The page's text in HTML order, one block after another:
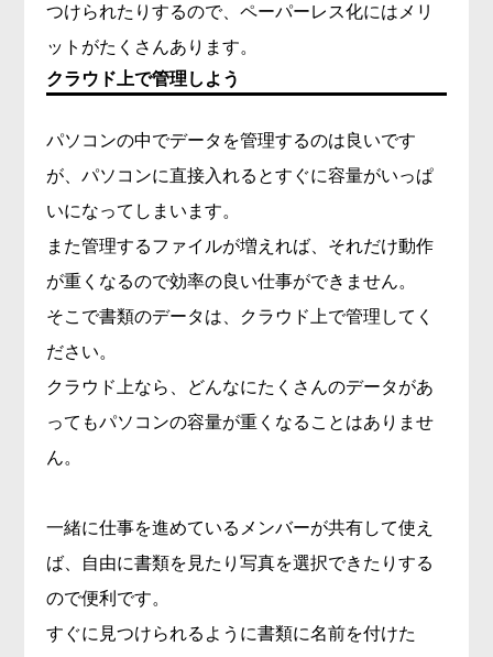
つけられたりするので、ペーパーレス化にはメリ
ットがたくさんあります。
クラウド上で管理しよう
パソコンの中でデータを管理するのは良いです
が、パソコンに直接入れるとすぐに容量がいっぱ
いになってしまいます。
また管理するファイルが増えれば、それだけ動作
が重くなるので効率の良い仕事ができません。
そこで書類のデータは、クラウド上で管理してく
ださい。
クラウド上なら、どんなにたくさんのデータがあ
ってもパソコンの容量が重くなることはありませ
ん。
一緒に仕事を進めているメンバーが共有して使え
ば、自由に書類を見たり写真を選択できたりする
ので便利です。
すぐに見つけられるように書類に名前を付けた